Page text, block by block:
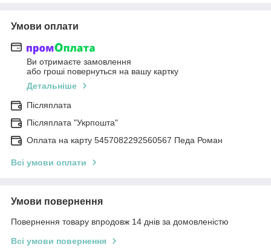
Умови оплати
Ви отримаєте замовлення
або гроші повернуться на вашу картку
Детальніше
Післяплата
Післяплата "Укрпошта"
Оплата на карту 5457082292560567 Педа Роман
Всі умови оплати
Умови повернення
Повернення товару впродовж 14 днів за домовленістю
Всі умови повернення